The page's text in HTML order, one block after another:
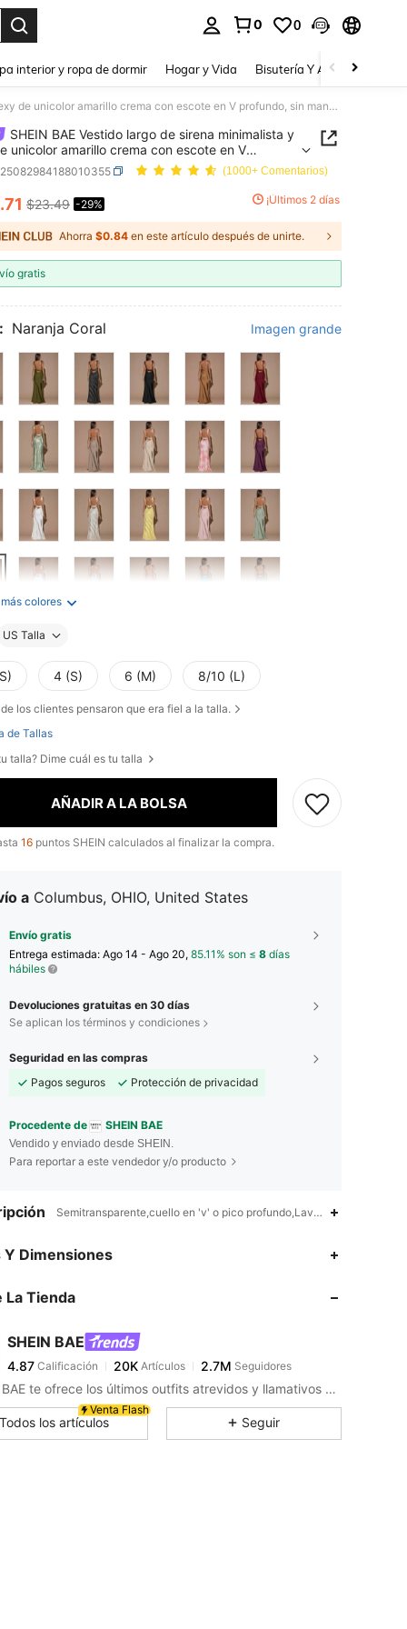
0 0
interior y ropa de dormir Hogar y Vida Bisutería Y Accesorios
SHEIN BAE Vestido largo de sirena minimalista y sexy de unicolor amarillo crema con escote en V profundo, sin mangas, espalda descubierta y tirantes con lazo, adecuado para fiesta, cóctel, ocasión formal, dama de honor, cumpleaños, Navidad, casual de negocios
Amarillo claro, Talla: S
SHEIN BAE Vestido largo de sirena minimalista y
unicolor amarillo crema con escote en V
sin mangas, espalda descubierta y tirantes
adecuado para fiesta, cóctel, ocasión formal,
honor, cumpleaños, Navidad, casual de
(1000+ Comentarios)
AND AVAILABILITY
.71 $23.49 -29% ¡Últimos 2 días
Ahorra $0.84 en este artículo después de unirte.
gratis
Naranja Coral Imagen grande
colores
US Talla
4 (S) 6 (M) 8/10 (L)
de los clientes pensaron que era fiel a la talla.
de Tallas
talla? Dime cuál es tu talla
AÑADIR A LA BOLSA
16 puntos SHEIN calculados al finalizar la compra.
a Columbus, OHIO, United States
Envío gratis
Entrega estimada: Ago 14 - Ago 20, 85.11% son ≤ 8 días
hábiles
Devoluciones gratuitas en 30 días
Se aplican los términos y condiciones
Seguridad en las compras
Pagos seguros
Protección de privacidad
Procedente de SHEIN BAE
Vendido y enviado desde SHEIN.
Para reportar a este vendedor y/o producto
Semitransparente,cuello en 'v' o pico profundo,Lavar a mano, no
Y Dimensiones
La Tienda
SHEIN BAE
4.87
4.87 Calificación 20K
y***apagó Hace 16 horas
4.87 20K 2.7M
SHEIN BAE te ofrece los últimos outfits atrevidos y llamativos para tu próxima noche divertida.
Venta Flash
Todos los artículos Seguir